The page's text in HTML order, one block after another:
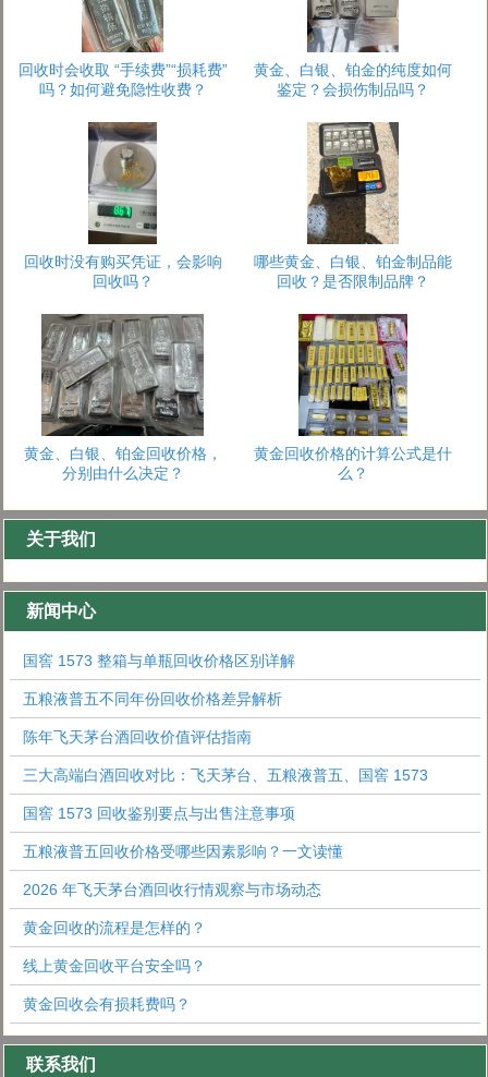
回收时会收取 “手续费”“损耗费”
吗？如何避免隐性收费？
黄金、白银、铂金的纯度如何
鉴定？会损伤制品吗？
回收时没有购买凭证，会影响
回收吗？
哪些黄金、白银、铂金制品能
回收？是否限制品牌？
黄金、白银、铂金回收价格，
分别由什么决定？
黄金回收价格的计算公式是什
么？
关于我们
新闻中心
国窖 1573 整箱与单瓶回收价格区别详解
五粮液普五不同年份回收价格差异解析
陈年飞天茅台酒回收价值评估指南
三大高端白酒回收对比：飞天茅台、五粮液普五、国窖 1573
国窖 1573 回收鉴别要点与出售注意事项
五粮液普五回收价格受哪些因素影响？一文读懂
2026 年飞天茅台酒回收行情观察与市场动态
黄金回收的流程是怎样的？
线上黄金回收平台安全吗？
黄金回收会有损耗费吗？
联系我们